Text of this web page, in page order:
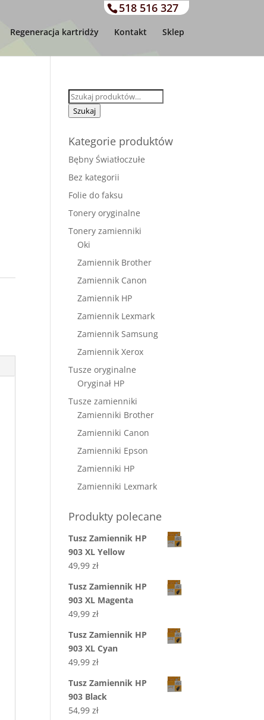
518 516 327
Regeneracja kartridży Kontakt Sklep
Szukaj:
Szukaj
Kategorie produktów
Bębny Światłoczułe
Bez kategorii
Folie do faksu
Tonery oryginalne
Tonery zamienniki
Oki
Zamiennik Brother
Zamiennik Canon
Zamiennik HP
Zamiennik Lexmark
Zamiennik Samsung
Zamiennik Xerox
Tusze oryginalne
Oryginał HP
Tusze zamienniki
Zamienniki Brother
Zamienniki Canon
Zamienniki Epson
Zamienniki HP
Zamienniki Lexmark
Produkty polecane
Tusz Zamiennik HP
903 XL Yellow
49,99zł
Tusz Zamiennik HP
903 XL Magenta
49,99zł
Tusz Zamiennik HP
903 XL Cyan
49,99zł
Tusz Zamiennik HP
903 Black
54,99zł